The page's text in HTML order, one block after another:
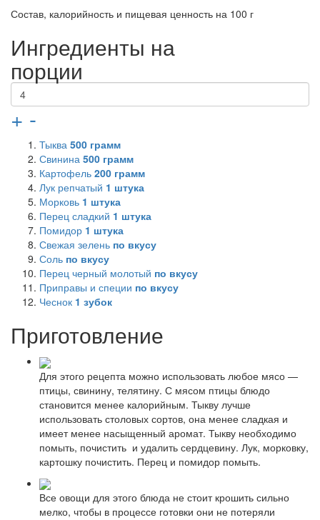
Состав, калорийность и пищевая ценность на 100 г
Ингредиенты на
порции
+ -
Тыква 500 грамм
Свинина 500 грамм
Картофель 200 грамм
Лук репчатый 1 штука
Морковь 1 штука
Перец сладкий 1 штука
Помидор 1 штука
Свежая зелень по вкусу
Соль по вкусу
Перец черный молотый по вкусу
Приправы и специи по вкусу
Чеснок 1 зубок
Приготовление
Для этого рецепта можно использовать любое мясо —
птицы, свинину, телятину. С мясом птицы блюдо
становится менее калорийным. Тыкву лучше
использовать столовых сортов, она менее сладкая и
имеет менее насыщенный аромат. Тыкву необходимо
помыть, почистить и удалить сердцевину. Лук, морковку,
картошку почистить. Перец и помидор помыть.
Все овощи для этого блюда не стоит крошить сильно
мелко, чтобы в процессе готовки они не потеряли